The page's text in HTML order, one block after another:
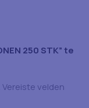
250 STK” te
Vereiste velden